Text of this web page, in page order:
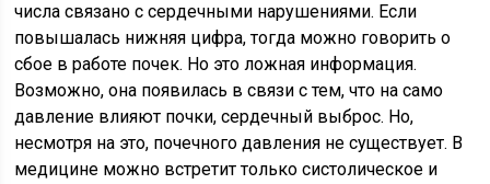
числа связано с сердечными нарушениями. Если
повышалась нижняя цифра, тогда можно говорить о
сбое в работе почек. Но это ложная информация.
Возможно, она появилась в связи с тем, что на само
давление влияют почки, сердечный выброс. Но,
несмотря на это, почечного давления не существует. В
медицине можно встретит только систолическое и